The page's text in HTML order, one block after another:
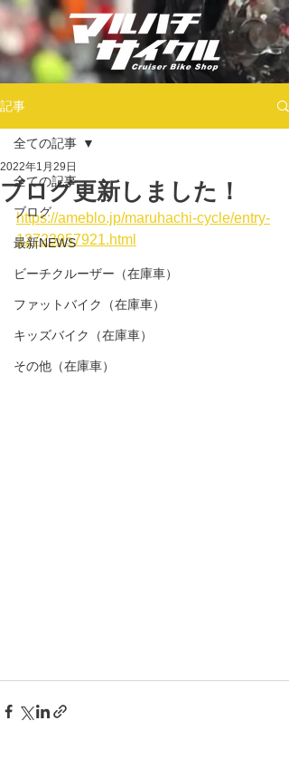
記事
全ての記事
ブログ
最新NEWS
ビーチクルーザー（在庫車）
ファットバイク（在庫車）
キッズバイク（在庫車）
その他（在庫車）
全ての記事
ブログ更新しました！
2022年1月29日
https://ameblo.jp/maruhachi-cycle/entry-
12723957921.html